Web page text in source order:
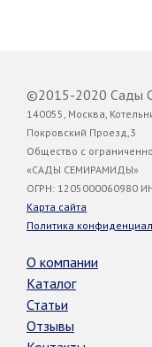
©2015-2020 Сады
140055, Москва,
Покровский Проезд,3
Общество с
«САДЫ СЕМИРАМИДЫ»
ОГРН: 1205000060980
Карта сайта
Политика
О компании
Каталог
Статьи
Отзывы